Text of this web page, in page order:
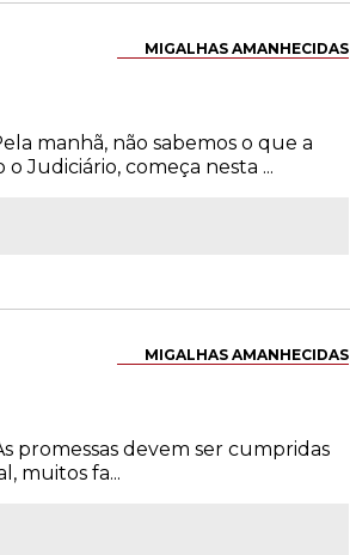
MIGALHAS AMANHECIDAS
manhã, não sabemos o que a
Judiciário, começa nesta ...
MIGALHAS AMANHECIDAS
promessas devem ser cumpridas
muitos fa...